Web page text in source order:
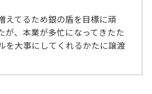
えてるため銀の盾を目標に頑
が、本業が多忙になってきたた
を大事にしてくれるかたに譲渡